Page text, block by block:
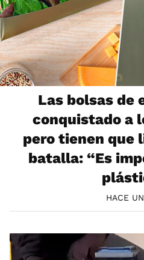
Las bolsas de
conquistado a
pero tienen que
batalla: “Es
HACE